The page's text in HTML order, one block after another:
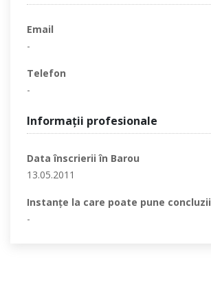
Email
-
Telefon
-
Informaţii profesionale
Data înscrierii în Barou
13.05.2011
Instanţe la care poate pune concluzii
-